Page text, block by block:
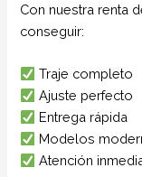
Con nuestra renta
conseguir:
Traje completo
Ajuste perfecto
Entrega rápida
Modelos
Atención